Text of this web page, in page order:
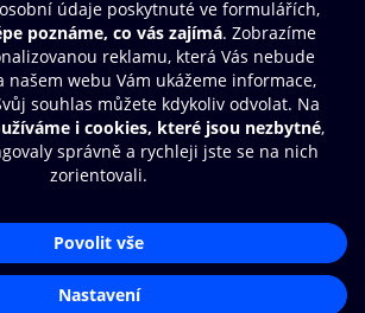
a.s.
osobních údajů
Aplikace O2 Knihovna
Čti a poslouchej své e-knihy a